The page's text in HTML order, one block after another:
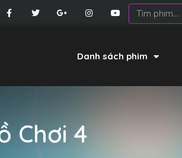
Danh sách phim
Chơi 4